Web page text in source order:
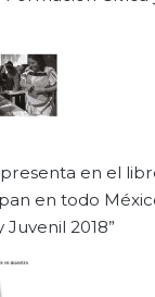
en el
en todo
2018”